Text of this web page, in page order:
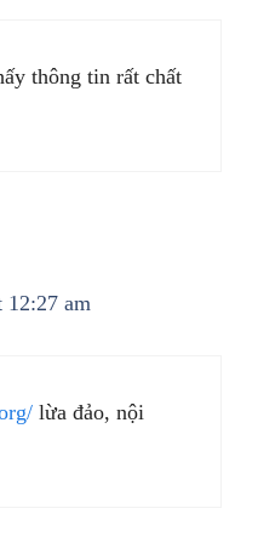
thông tin rất chất
12:27 am
lừa đảo, nội